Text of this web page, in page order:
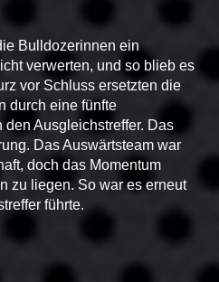
Bulldozerinnen ein
verwerten, und so blieb es
vor Schluss ersetzten die
durch eine fünfte
Ausgleichstreffer. Das
Das Auswärtsteam war
doch das Momentum
zu liegen. So war es erneut
führte.